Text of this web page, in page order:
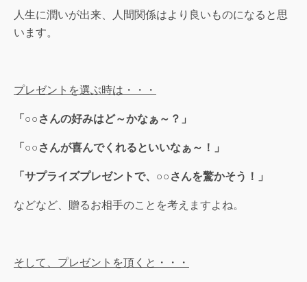
人生に潤いが出来、人間関係はより良いものになると思
います。
プレゼントを選ぶ時は・・・
「○○さんの好みはど～かなぁ～？」
「○○さんが喜んでくれるといいなぁ～！」
「サプライズプレゼントで、○○さんを驚かそう！」
などなど、贈るお相手のことを考えますよね。
そして、プレゼントを頂くと・・・